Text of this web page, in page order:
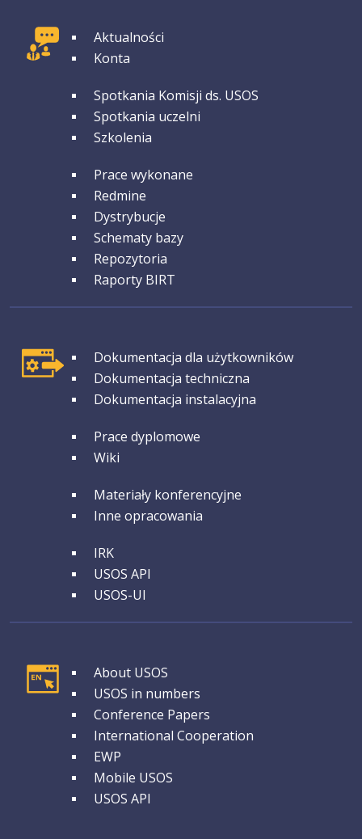
GRUPA 1Aktualności
Konta
GRUPA 2Spotkania Komisji ds. USOS
Spotkania uczelni
Szkolenia
GRUPA 3Prace wykonane
Redmine
Dystrybucje
Schematy bazy
Repozytoria
Raporty BIRT
GRUPA 1Dokumentacja dla użytkowników
Dokumentacja techniczna
Dokumentacja instalacyjna
GRUPA 2Prace dyplomowe
Wiki
GRUPA 3Materiały konferencyjne
Inne opracowania
GRUPA 4
IRK
USOS API
USOS-UI
GRUPA 1About USOS
USOS in numbers
Conference Papers
International Cooperation
EWP
Mobile USOS
USOS API